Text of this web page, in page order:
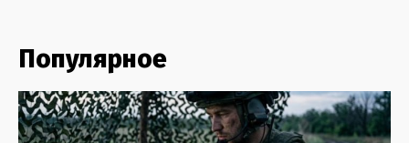
Популярное